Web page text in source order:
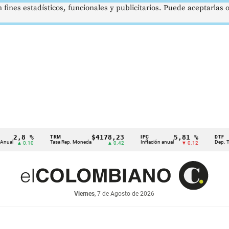
2,8 %
▲ 0.10 Tasa Rep. Moneda
$4178,23
▲ 0.42 Inflación anual
5,81 %
▼ 0.12 Dep.
Viernes, 7 de Agosto de 2026
estadísticos, funcionales y publicitarios. Puede aceptarlas